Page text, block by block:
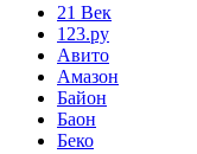
21 Век
123.ру
Авито
Амазон
Байон
Баон
Беко